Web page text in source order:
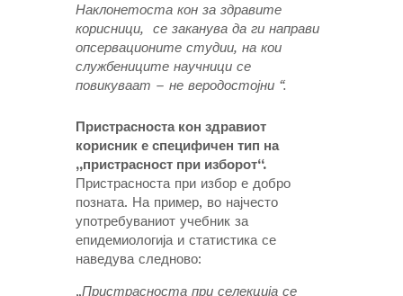
Наклонетоста кон за здравите
корисници, се заканува да ги направи
опсервационите студии, на кои
службениците научници се
повикуваат – не веродостојни “.
Пристрасноста кон здравиот
корисник е специфичен тип на
„пристрасност при изборот“.
Пристрасноста при избор е добро
позната. На пример, во најчесто
употребуваниот учебник за
епидемиологија и статистика се
наведува следново:
„Пристрасноста при селекција се